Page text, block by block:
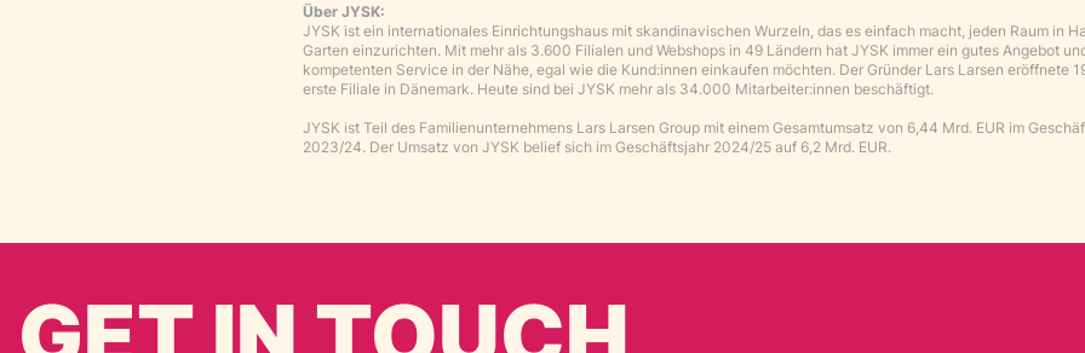
Über JYSK:
JYSK ist ein internationales Einrichtungshaus mit skandinavischen Wurzeln, das es einfach macht, jeden Raum in
Garten einzurichten. Mit mehr als 3.600 Filialen und Webshops in 49 Ländern hat JYSK immer ein gutes Angebot
kompetenten Service in der Nähe, egal wie die Kund:innen einkaufen möchten. Der Gründer Lars Larsen eröffnete
erste Filiale in Dänemark. Heute sind bei JYSK mehr als 34.000 Mitarbeiter:innen beschäftigt.
JYSK ist Teil des Familienunternehmens Lars Larsen Group mit einem Gesamtumsatz von 6,44 Mrd. EUR im
2023/24. Der Umsatz von JYSK belief sich im Geschäftsjahr 2024/25 auf 6,2 Mrd. EUR.